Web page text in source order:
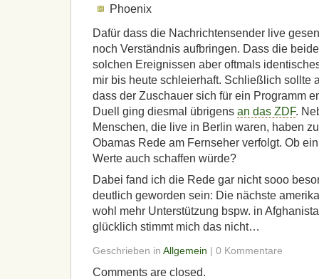
Phoenix
Dafür dass die Nachrichtensender live
noch Verständnis aufbringen. Dass die
solchen Ereignissen aber oftmals
mir bis heute schleierhaft. Schließlich sollte
dass der Zuschauer sich für ein Programm
Duell ging diesmal übrigens an das ZDF.
Menschen, die live in Berlin waren, haben
Obamas Rede am Fernseher verfolgt. Ob
Werte auch schaffen würde?
Dabei fand ich die Rede gar nicht sooo
deutlich geworden sein: Die nächste
wohl mehr Unterstützung bspw. in
glücklich stimmt mich das nicht…
Geschrieben in Allgemein | 0 Kommentare
Comments are closed.